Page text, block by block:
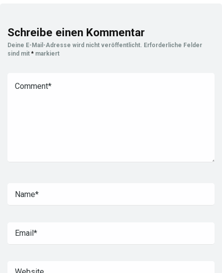
Schreibe einen Kommentar
Deine E-Mail-Adresse wird nicht veröffentlicht. Erforderliche Felder
sind mit * markiert